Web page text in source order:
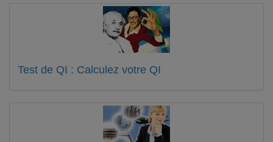
Test de QI : Calculez votre QI